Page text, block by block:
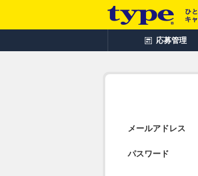
応募管理
メールアドレス
パスワード